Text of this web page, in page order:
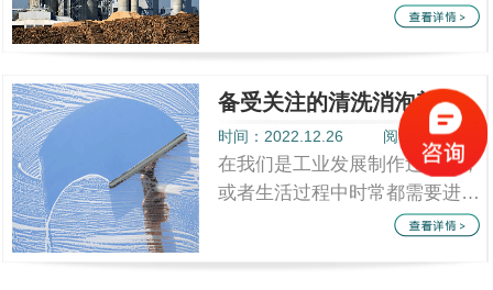
面你们只需要花一分钟时间就可
备受关注的清洗消泡剂
时间：2022.12.26 阅读量：2372
在我们是工业发展制作过程中，
或者生活过程中时常都需要进行
清洗，以此来清洗物质表面上的